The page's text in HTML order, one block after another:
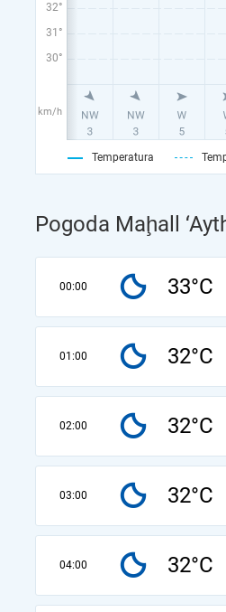
32°
31°
30°
km/h
Temperatura
Pogoda Maḩall
00:00 33°C
01:00 32°C
02:00 32°C
03:00 32°C
04:00 32°C